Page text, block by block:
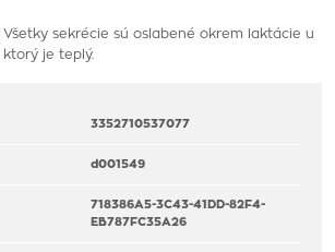
Všetky sekrécie sú oslabené okrem laktácie u
je teplý.
3352710537077
d001549
718386A5-3C43-41DD-82F4-
EB787FC35A26